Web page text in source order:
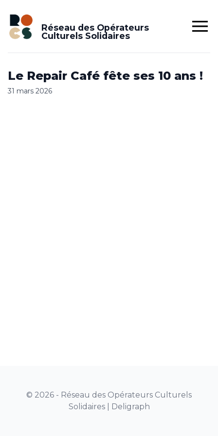
Réseau des Opérateurs
Culturels Solidaires
Le Repair Café fête ses 10 ans !
31 mars 2026
© 2026 - Réseau des Opérateurs Culturels
Solidaires | Deligraph